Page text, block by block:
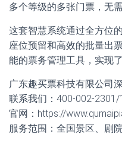
多个等级的多张门票，无
这套智慧系统通过全方位
座位预留和高效的批量出
能的票务管理工具，实现
广东趣买票科技有限公司
联系我们：400-002-
官网：https://
服务范围：全国景区、剧